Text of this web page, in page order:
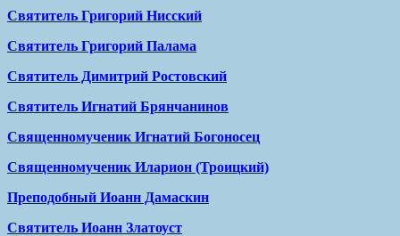
Святитель Григорий Нисский
Святитель Григорий Палама
Святитель Димитрий Ростовский
Святитель Игнатий Брянчанинов
Священномученик Игнатий Богоносец
Священномученик Иларион (Троицкий)
Преподобный Иоанн Дамаскин
Святитель Иоанн Златоуст